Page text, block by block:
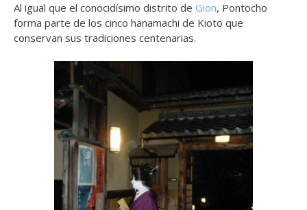
Al igual que el conocidísimo distrito de Gion, Pontocho
forma parte de los cinco hanamachi de Kioto que
conservan sus tradiciones centenarias.